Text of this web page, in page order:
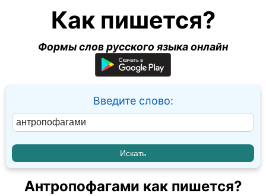
Как пишется?
Формы слов русского языка онлайн
Введите слово:
Антропофагами как пишется?